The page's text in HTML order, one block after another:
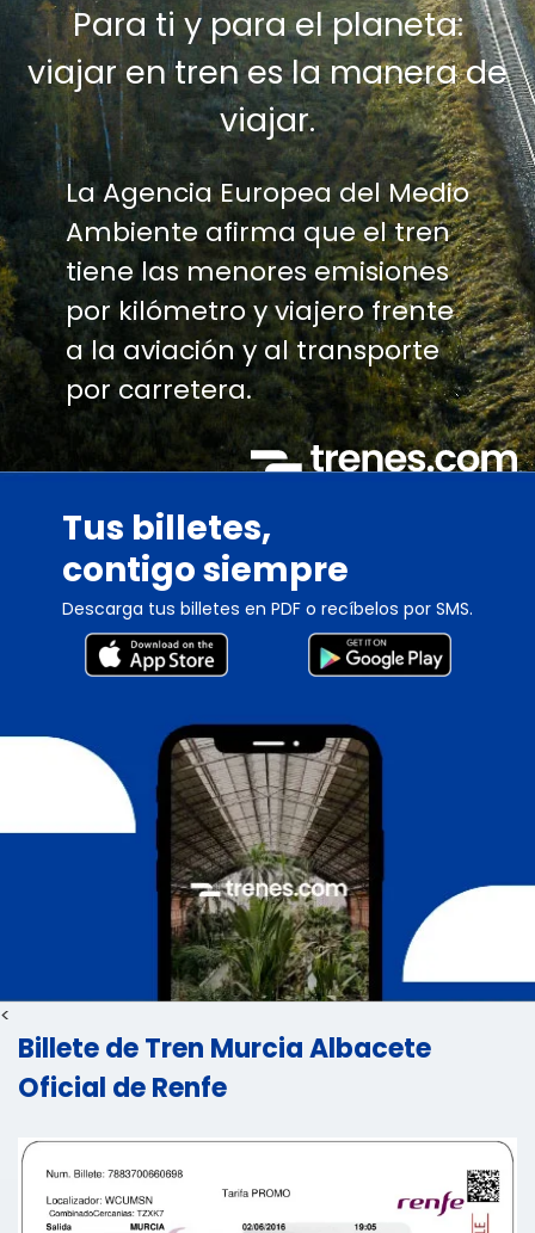
Para ti y para el planeta:
viajar en tren es la manera de
viajar.
La Agencia Europea del Medio
Ambiente afirma que el tren
tiene las menores emisiones
por kilómetro y viajero frente
a la aviación y al transporte
por carretera.
Tus billetes,
contigo siempre
Descarga tus billetes en PDF o recíbelos por SMS.
<
Billete de Tren Murcia Albacete
Oficial de Renfe